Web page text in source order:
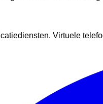
Virtuele